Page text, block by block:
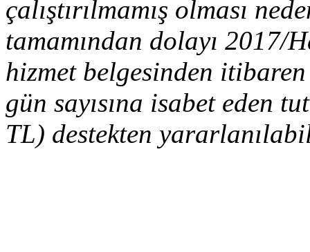
çalıştırılmamış olması
tamamından dolayı 2017/
hizmet belgesinden
gün sayısına isabet eden
TL) destekten